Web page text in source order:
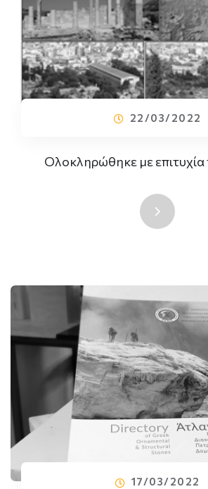
22/03/2022
Ολοκληρώθηκε με επιτυχία
17/03/2022